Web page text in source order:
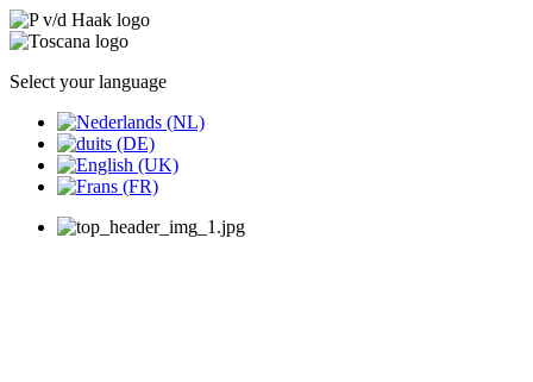
Select your language